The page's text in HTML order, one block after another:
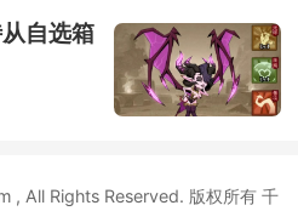
自选箱
All Rights Reserved. 版权所有 千